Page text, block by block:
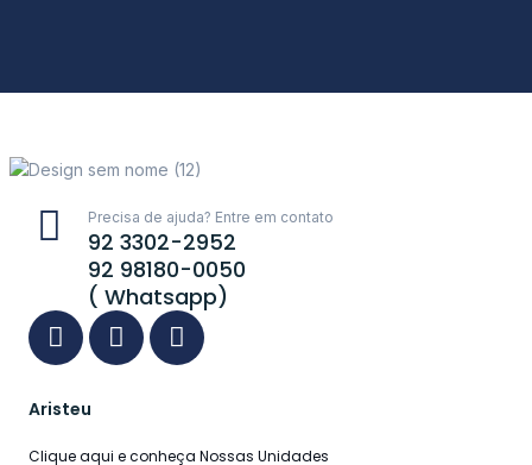
Precisa de ajuda? Entre em contato
92 3302-2952
92 98180-0050
( Whatsapp)
Aristeu
Clique aqui e conheça Nossas Unidades